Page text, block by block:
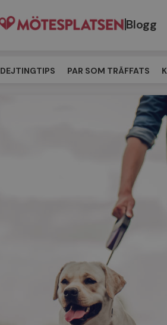
Blogg
DEJTINGTIPS PAR SOM TRÄFFATS
TILL